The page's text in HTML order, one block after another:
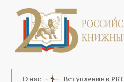
О нас Вступление в